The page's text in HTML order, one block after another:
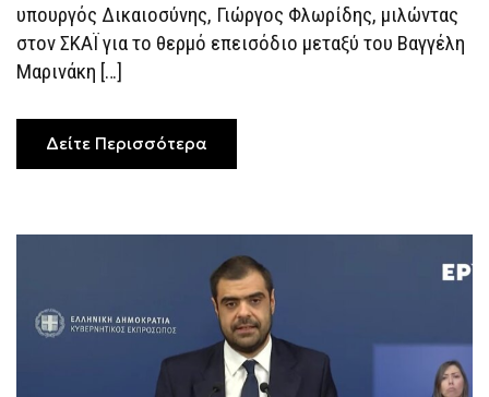
ΑΘΛΗΤΙΚΌ
ΧΏΡΟ
–
υπουργός Δικαιοσύνης, Γιώργος Φλωρίδης, μιλώντας
στον ΣΚΑΪ για το θερμό επεισόδιο μεταξύ του Βαγγέλη
Μαρινάκη […]
Δείτε Περισσότερα